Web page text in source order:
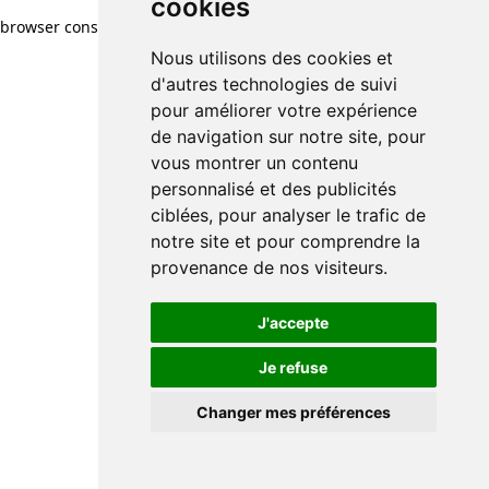
cookies
Nous utilisons des cookies et
d'autres technologies de suivi
pour améliorer votre expérience
de navigation sur notre site, pour
vous montrer un contenu
personnalisé et des publicités
ciblées, pour analyser le trafic de
notre site et pour comprendre la
provenance de nos visiteurs.
J'accepte
Je refuse
Changer mes préférences
browser console for more information)